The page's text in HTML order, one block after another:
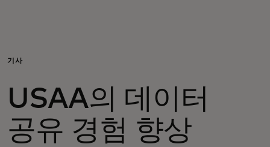
모두를 위한 가치
이노베이터
기사
USAA의 데이터
공유 경험 향상